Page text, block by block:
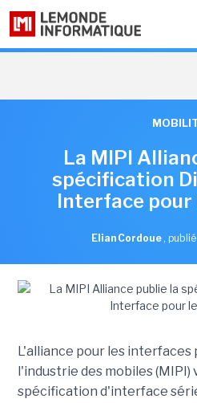
La MIPI
spécification
Interface pour
Elian Cordoue ,
L'alliance pour les interfaces
l'industrie des mobiles (MIPI)
spécification d'interface